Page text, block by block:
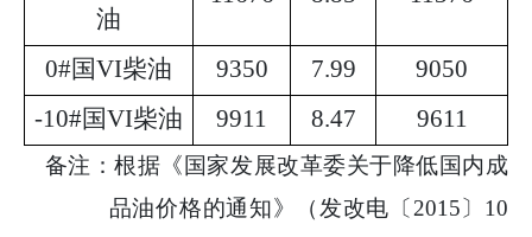
油
0#国VI柴油 9350 7.99
9050
-10#国VI柴油 9911 8.47 9611
备注：根据《国家发展改革委关于降低国内成
品油价格的通知》（发改电〔 2015 〕 10